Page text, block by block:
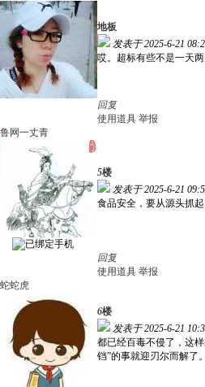
地板
发表于 2025-6-21
哎。超标有些不是一天两
回复
使用道具 举报
鲁网一丈青
5楼
发表于 2025-6-21
食品安全，要从源头抓起
回复
使用道具 举报
蛇蛇虎
6楼
发表于 2025-6-21
都已经百毒不侵了，这
铛”的事就迎刃尔而解了。